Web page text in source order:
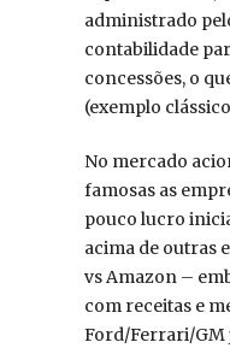
administrado
contabilidade
concessões, o
(exemplo
No mercado
famosas as
pouco lucro
acima de outras
vs Amazon –
com receitas e
Ford/Ferrari/GM